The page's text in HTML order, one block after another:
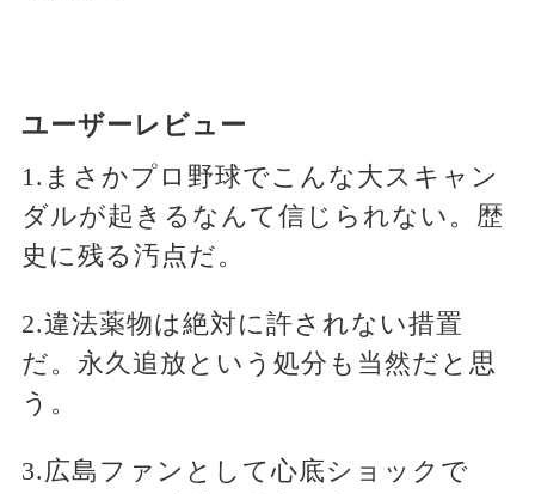
ユーザーレビュー
1.まさかプロ野球でこんな大スキャン
ダルが起きるなんて信じられない。歴
史に残る汚点だ。
2.違法薬物は絶対に許されない措置
だ。永久追放という処分も当然だと思
う。
3.広島ファンとして心底ショックで